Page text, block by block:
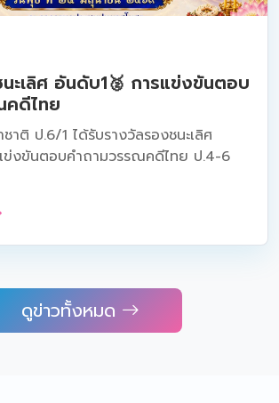
ะเลิศ อันดับ1🥈 การแข่งขันตอบ
คดีไทย
าติ ป.6/1 ได้รับรางวัลรองชนะเลิศ
ข่งขันตอบคำถามวรรณคดีไทย ป.4-6
ดูข่าวทั้งหมด